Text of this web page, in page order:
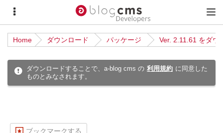
サ
イ
ド
メ
ニ
メ
イ
ン
メ
Home ダウンロード パッケージ Ver. 2.11.61 をダウ
ダウンロードすることで、a-blog cms の 利用規約 に同意した
ものとみなされます。
ブックマークする